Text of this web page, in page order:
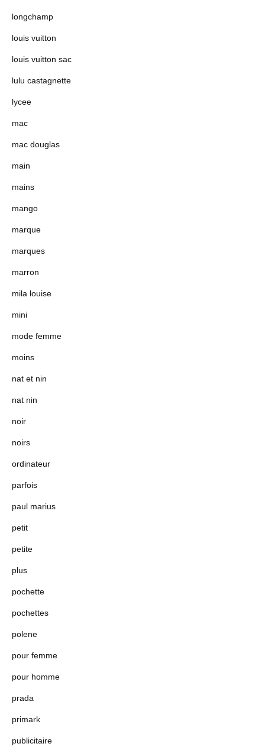
longchamp
louis vuitton
louis vuitton sac
lulu castagnette
lycee
mac
mac douglas
main
mains
mango
marque
marques
marron
mila louise
mini
mode femme
moins
nat et nin
nat nin
noir
noirs
ordinateur
parfois
paul marius
petit
petite
plus
pochette
pochettes
polene
pour femme
pour homme
prada
primark
publicitaire